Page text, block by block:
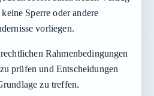
Sperre oder andere
vorliegen.
Rahmenbedingungen
prüfen und Entscheidungen
zu treffen.